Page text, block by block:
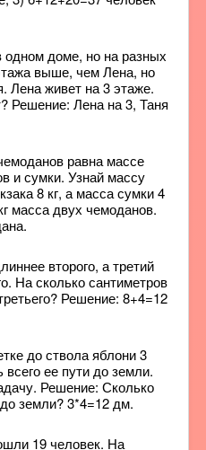
одном доме, но на разных
выше, чем Лена, но
Лена живет на 3 этаже.
Решение: Лена на 3, Таня
равна массе
и сумки. Узнай массу
8 кг, а масса сумки 4
масса двух чемоданов.
второго, а третий
На сколько сантиметров
Решение: 8+4=12
до ствола яблони 3
ее пути до земли.
Решение: Сколько
земли? 3*4=12 дм.
19 человек. На